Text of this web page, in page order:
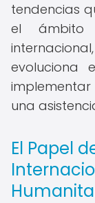
tendencias
el ámbito
evoluciona
una
El Papel